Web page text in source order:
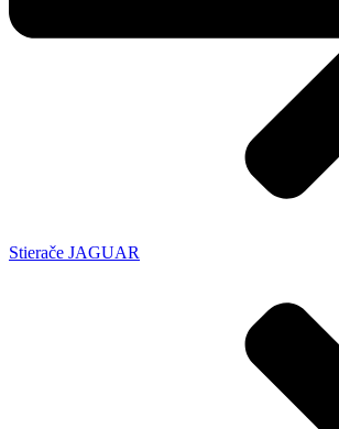
Stierače JAGUAR